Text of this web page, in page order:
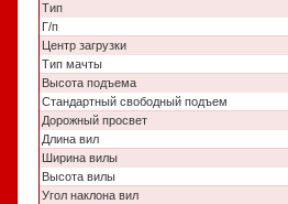
Тип
Г/п
Центр загрузки
Тип мачты
Высота подъема
Стандартный свободный подъем
Дорожный просвет
Длина вил
Ширина вилы
Высота вилы
Угол наклона вил